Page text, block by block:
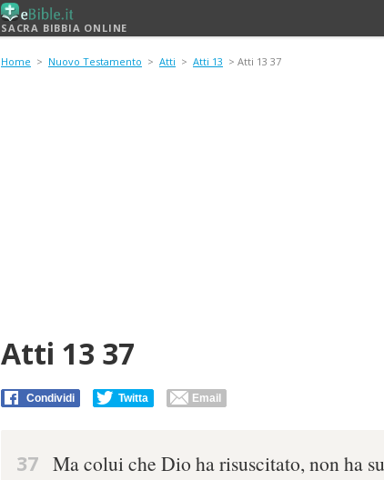
SACRA BIBBIA ONLINE
Home > Nuovo Testamento > Atti > Atti 13 > Atti 13 37
Atti 13 37
Condividi Twitta Email
37 Ma colui che Dio ha risuscitato, non ha